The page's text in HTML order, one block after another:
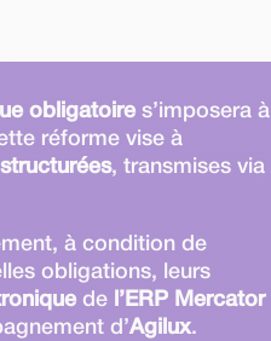
obligatoire s’imposera à
réforme vise à
, transmises via
à condition de
obligations, leurs
de l’ERP Mercator
d’Agilux.